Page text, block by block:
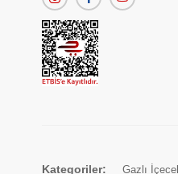
Kategoriler: Gazlı